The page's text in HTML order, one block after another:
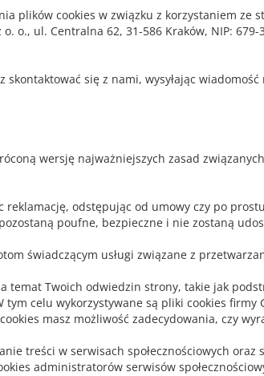
plików cookies w związku z korzystaniem ze
o., ul. Centralna 62, 31-586 Kraków, NIP: 679-
się z nami, wysyłając wiadomość
wersję najważniejszych zasad
reklamację, odstępując od umowy czy po
poufne, bezpieczne i nie zostaną
świadczącym usługi związane z
Twoich odwiedzin strony, takie jak
celu wykorzystywane są pliki cookies firmy
masz możliwość zadecydowania, czy
treści w serwisach społecznościowych oraz
administratorów serwisów